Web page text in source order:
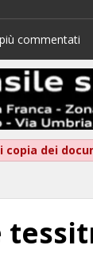
commentati
copia dei